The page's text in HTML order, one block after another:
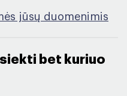
jūsų duomenimis
bet kuriuo